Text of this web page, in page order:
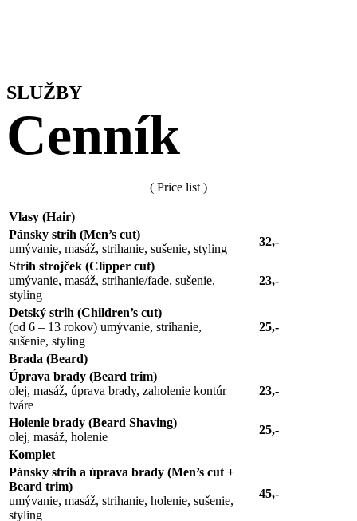
SLUŽBY
Cenník
( Price list )
Vlasy (Hair)
Pánsky strih (Men’s cut)
umývanie, masáž, strihanie, sušenie, styling
32,-
Strih strojček (Clipper cut)
umývanie, masáž, strihanie/fade, sušenie,
styling
23,-
Detský strih (Children’s cut)
(od 6 – 13 rokov) umývanie, strihanie,
sušenie, styling
25,-
Brada (Beard)
Úprava brady (Beard trim)
olej, masáž, úprava brady, zaholenie kontúr
tváre
23,-
Holenie brady (Beard Shaving)
olej, masáž, holenie
25,-
Komplet
Pánsky strih a úprava brady (Men’s cut +
Beard trim)
umývanie, masáž, strihanie, holenie, sušenie,
styling
45,-